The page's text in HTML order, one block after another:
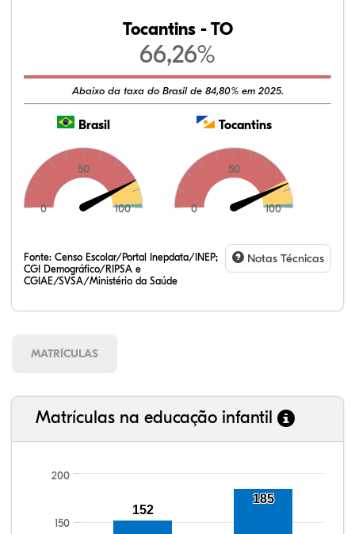
Tocantins - TO
66,26%
Abaixo da taxa do Brasil de 84,80% em 2025.
Brasil
0
50
100
Tocantins
0
50
100
Fonte: Censo Escolar/Portal Inepdata/INEP;
CGI Demográfico/RIPSA e
CGIAE/SVSA/Ministério da Saúde
Notas Técnicas
MATRÍCULAS
Matrículas na educação infantil
150
200
152
185